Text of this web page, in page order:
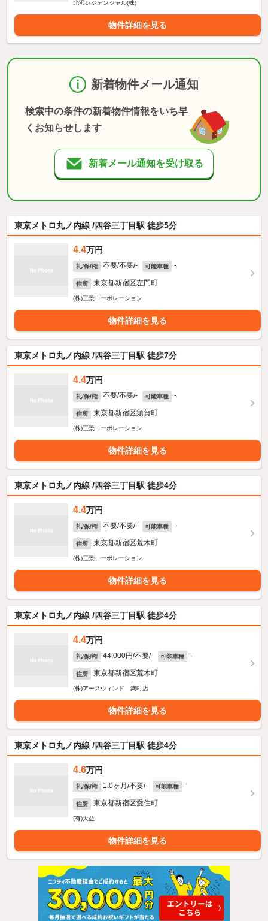
北沢レジデンシャル(株)
物件詳細を見る
新着物件メール通知
検索中の条件の新着物件情報をいち早
くお知らせします
新着メール通知を受け取る
東京メトロ丸ノ内線 /四谷三丁目駅 徒歩5分
4.4万円
礼/保/権 不要/不要/- 可能車種 -
住所 東京都新宿区左門町
(株)三景コーポレーション
物件詳細を見る
東京メトロ丸ノ内線 /四谷三丁目駅 徒歩7分
4.4万円
礼/保/権 不要/不要/- 可能車種 -
住所 東京都新宿区須賀町
(株)三景コーポレーション
物件詳細を見る
東京メトロ丸ノ内線 /四谷三丁目駅 徒歩4分
4.4万円
礼/保/権 不要/不要/- 可能車種 -
住所 東京都新宿区荒木町
(株)三景コーポレーション
物件詳細を見る
東京メトロ丸ノ内線 /四谷三丁目駅 徒歩4分
4.4万円
礼/保/権 44,000円/不要/- 可能車種 -
住所 東京都新宿区荒木町
(株)アースウィンド 麹町店
物件詳細を見る
東京メトロ丸ノ内線 /四谷三丁目駅 徒歩4分
4.6万円
礼/保/権 1.0ヶ月/不要/- 可能車種 -
住所 東京都新宿区愛住町
(有)大益
物件詳細を見る